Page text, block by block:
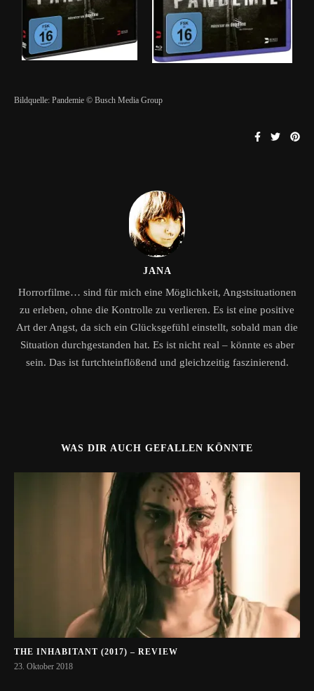
Bildquelle: Pandemie © Busch Media Group
JANA
Horrorfilme… sind für mich eine Möglichkeit, Angstsituationen
zu erleben, ohne die Kontrolle zu verlieren. Es ist eine positive
Art der Angst, da sich ein Glücksgefühl einstellt, sobald man die
Situation durchgestanden hat. Es ist nicht real – könnte es aber
sein. Das ist furtchteinflößend und gleichzeitig faszinierend.
WAS DIR AUCH GEFALLEN KÖNNTE
THE INHABITANT (2017) – REVIEW
23. Oktober 2018